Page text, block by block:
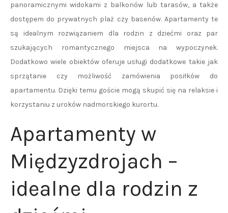
panoramicznymi widokami z balkonów lub tarasów, a także
dostępem do prywatnych plaż czy basenów. Apartamenty te
są idealnym rozwiązaniem dla rodzin z dziećmi oraz par
szukających romantycznego miejsca na wypoczynek.
Dodatkowo wiele obiektów oferuje usługi dodatkowe takie jak
sprzątanie czy możliwość zamówienia posiłków do
apartamentu. Dzięki temu goście mogą skupić się na relaksie i
korzystaniu z uroków nadmorskiego kurortu.
Apartamenty w
Międzyzdrojach –
idealne dla rodzin z